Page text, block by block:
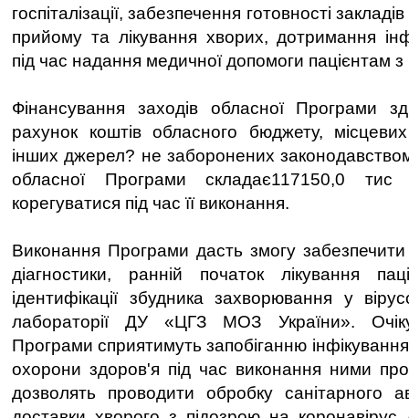
госпіталізації, забезпечення готовності
прийому та лікування хворих, дотримання
під час надання медичної допомоги пацієнтам
Фінансування заходів обласної Програми
рахунок коштів обласного бюджету,
інших джерел? не заборонених
обласної Програми складає117150,0
корегуватися під час її виконання.
Виконання Програми дасть змогу
діагностики, ранній початок лікування
ідентифікації збудника захворювання у
лабораторії ДУ «ЦГЗ МОЗ України».
Програми сприятимуть запобіганню інфікування
охорони здоров'я під час виконання ними
дозволять проводити обробку санітарного